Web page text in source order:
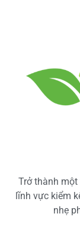
Trở thành
lĩnh vực kiểm
nhẹ